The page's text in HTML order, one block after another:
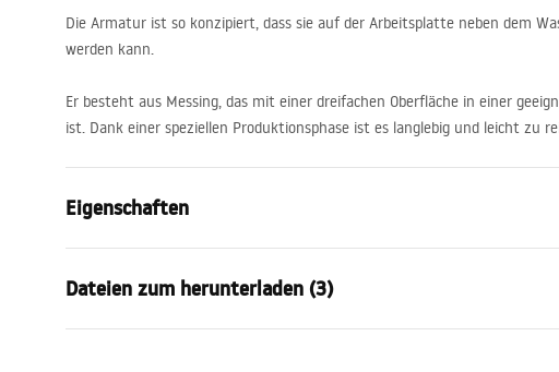
Die Armatur ist so konzipiert, dass sie auf der Arbeitsplatte neben dem
werden kann.
Er besteht aus Messing, das mit einer dreifachen Oberfläche in einer
ist. Dank einer speziellen Produktionsphase ist es langlebig und leicht zu
Eigenschaften
Montageart
Farbe
Titan
Dateien zum herunterladen (3)